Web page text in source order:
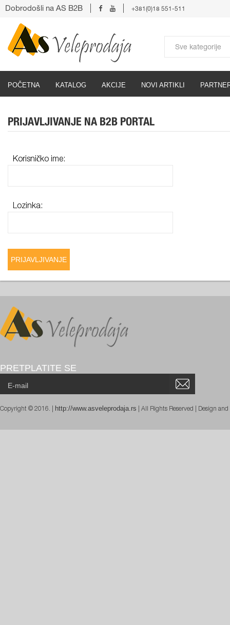
POČETNA KATALOG AKCIJE NOVI ARTIKLI
Dobrodošli na AS B2B +381(0)18 551-511
PRIJAVLJIVANJE NA B2B PORTAL
Korisničko ime:
Lozinka:
PRETPLATITE SE
Copyright © 2016. | http://www.asveleprodaja.rs | All Rights Reserved | Design